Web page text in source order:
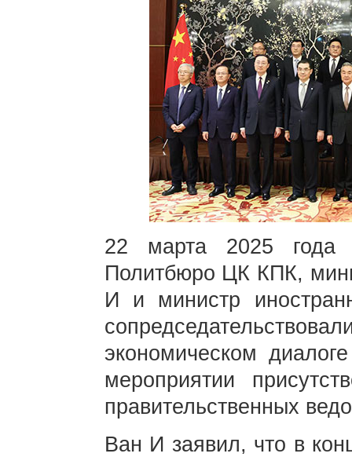
22 марта 2025 года
Политбюро ЦК КПК,
И и министр
экономическом
мероприятии
правительственных
Ван И заявил, что в